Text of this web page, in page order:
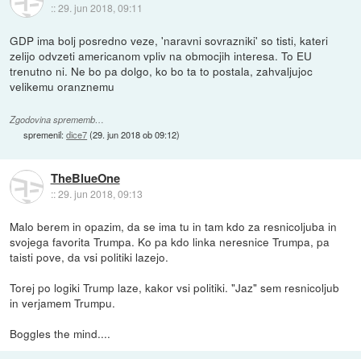
::29. jun 2018, 09:11
GDP ima bolj posredno veze, 'naravni sovrazniki' so tisti, kateri
zelijo odvzeti americanom vpliv na obmocjih interesa. To EU
trenutno ni. Ne bo pa dolgo, ko bo ta to postala, zahvaljujoc
velikemu oranznemu
Zgodovina sprememb…
spremenil:dice7(29. jun 2018 ob 09:12)
TheBlueOne
::29. jun 2018, 09:13
Malo berem in opazim, da se ima tu in tam kdo za resnicoljuba in
svojega favorita Trumpa. Ko pa kdo linka neresnice Trumpa, pa
taisti pove, da vsi politiki lazejo.
Torej po logiki Trump laze, kakor vsi politiki. "Jaz" sem resnicoljub
in verjamem Trumpu.
Boggles the mind....